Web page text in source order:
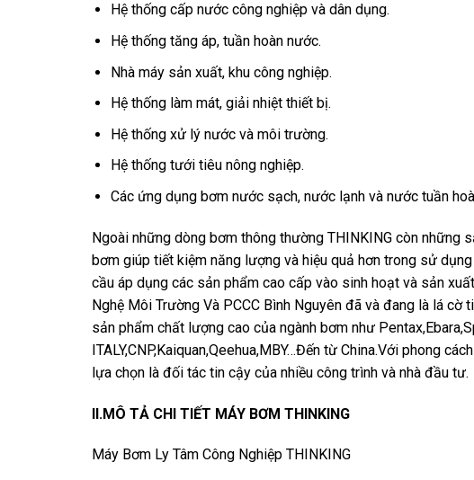
Hệ thống cấp nước công nghiệp và dân dụng.
Hệ thống tăng áp, tuần hoàn nước.
Nhà máy sản xuất, khu công nghiệp.
Hệ thống làm mát, giải nhiệt thiết bị.
Hệ thống xử lý nước và môi trường.
Hệ thống tưới tiêu nông nghiệp.
Các ứng dụng bơm nước sạch, nước lạnh và nước tuần
Ngoài những dòng bơm thông thường THINKING còn những
bơm giúp tiết kiệm năng lượng và hiệu quả hơn trong sử
cầu áp dụng các sản phẩm cao cấp vào sinh hoạt và sản
Nghệ Môi Trường Và PCCC Bình Nguyên đã và đang là lá
sản phẩm chất lượng cao của ngành bơm như
ITALY,CNP,Kaiquan,Qeehua,MBY…Đến từ China.Với phong
lựa chọn là đối tác tin cậy của nhiều công trình và nhà đầu tư.
II.MÔ TẢ CHI TIẾT MÁY BƠM THINKING
Máy Bơm Ly Tâm Công Nghiệp THINKING